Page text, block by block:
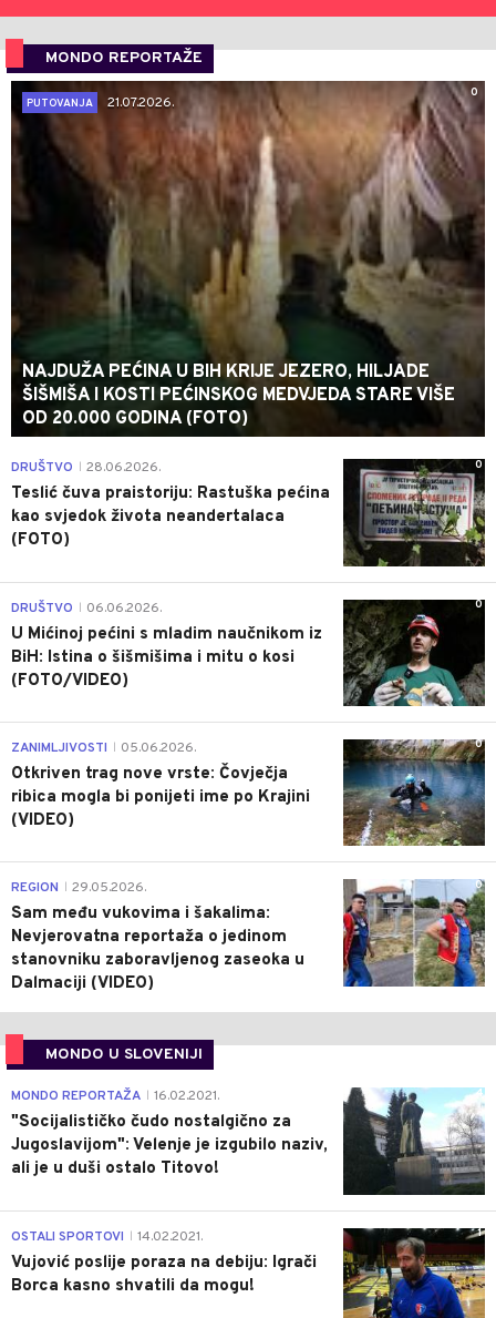
MONDO REPORTAŽE
0
PUTOVANJA
21.07.2026.
NAJDUŽA PEĆINA U BIH KRIJE JEZERO, HILJADE
ŠIŠMIŠA I KOSTI PEĆINSKOG MEDVJEDA STARE VIŠE
OD 20.000 GODINA (FOTO)
0
DRUŠTVO 28.06.2026.
Teslić čuva praistoriju: Rastuška pećina
kao svjedok života neandertalaca
(FOTO)
0
DRUŠTVO 06.06.2026.
U Mićinoj pećini s mladim naučnikom iz
BiH: Istina o šišmišima i mitu o kosi
(FOTO/VIDEO)
0
ZANIMLJIVOSTI 05.06.2026.
Otkriven trag nove vrste: Čovječja
ribica mogla bi ponijeti ime po Krajini
(VIDEO)
0
REGION 29.05.2026.
Sam među vukovima i šakalima:
Nevjerovatna reportaža o jedinom
stanovniku zaboravljenog zaseoka u
Dalmaciji (VIDEO)
MONDO U SLOVENIJI
4
MONDO REPORTAŽA 16.02.2021.
"Socijalističko čudo nostalgično za
Jugoslavijom": Velenje je izgubilo naziv,
ali je u duši ostalo Titovo!
1
OSTALI SPORTOVI 14.02.2021.
Vujović poslije poraza na debiju: Igrači
Borca kasno shvatili da mogu!